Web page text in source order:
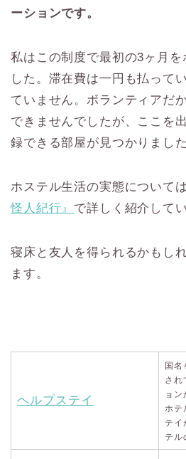
ーションです。
私はこの制度で最初の3ヶ月を
した。滞在費は一円も払って
ていません。ボランティアだ
できませんでしたが、ここを
録できる部屋が見つかりました
ホステル生活の実態について
怪人紀行』 で詳しく紹介してい
寝床と友人を得られるかもし
ます。
ヘルプステイ
国名
され
ョ
ホテ
テイ
テル